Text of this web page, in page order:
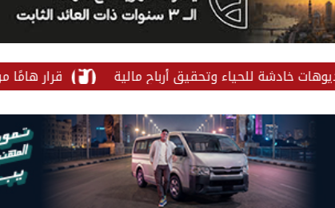
قرار هامًا من وتحقيق أرباح مالية